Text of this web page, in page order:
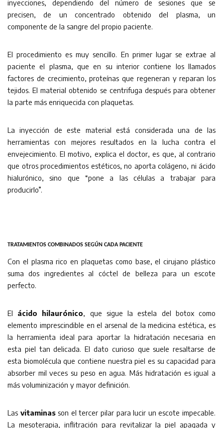
inyecciones, dependiendo del número de sesiones que se
precisen, de un concentrado obtenido del plasma, un
componente de la sangre del propio paciente.
El procedimiento es muy sencillo. En primer lugar se extrae al
paciente el plasma, que en su interior contiene los llamados
factores de crecimiento, proteínas que regeneran y reparan los
tejidos. El material obtenido se centrifuga después para obtener
la parte más enriquecida con plaquetas.
La inyección de este material está considerada una de las
herramientas con mejores resultados en la lucha contra el
envejecimiento. El motivo, explica el doctor, es que, al contrario
que otros procedimientos estéticos, no aporta colágeno, ni ácido
hialurónico, sino que “pone a las células a trabajar para
producirlo”.
TRATAMIENTOS COMBINADOS SEGÚN CADA PACIENTE
Con el plasma rico en plaquetas como base, el cirujano plástico
suma dos ingredientes al cóctel de belleza para un escote
perfecto.
El ácido hilaurónico, que sigue la estela del botox como
elemento imprescindible en el arsenal de la medicina estética, es
la herramienta ideal para aportar la hidratación necesaria en
esta piel tan delicada. El dato curioso que suele resaltarse de
esta biomolécula que contiene nuestra piel es su capacidad para
absorber mil veces su peso en agua. Más hidratación es igual a
más voluminización y mayor definición.
Las vitaminasson el tercer pilar para lucir un escote impecable.
La mesoterapia, inflitración para revitalizar la piel apagada y